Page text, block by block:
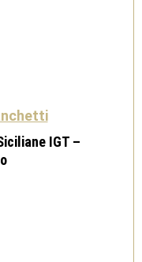
IGT –